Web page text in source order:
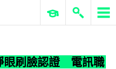
ERP 與商業 AI
眼刷臉認證 電訊職